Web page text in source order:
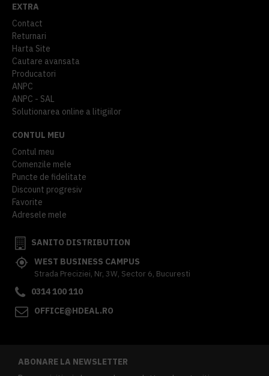
EXTRA
Contact
Returnari
Harta Site
Cautare avansata
Producatori
ANPC
ANPC - SAL
Solutionarea online a litigiilor
CONTUL MEU
Contul meu
Comenzile mele
Puncte de fidelitate
Discount progresiv
Favorite
Adresele mele
SANITO DISTRIBUTION
WEST BUSINESS CAMPUS
Strada Preciziei, Nr, 3W, Sector 6, Bucuresti
0314 100 110
OFFICE@HDEAL.RO
ABONARE LA NEWSLETTER